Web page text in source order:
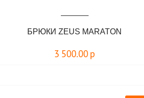
БРЮКИ ZEUS MARATON
3 500.00 р